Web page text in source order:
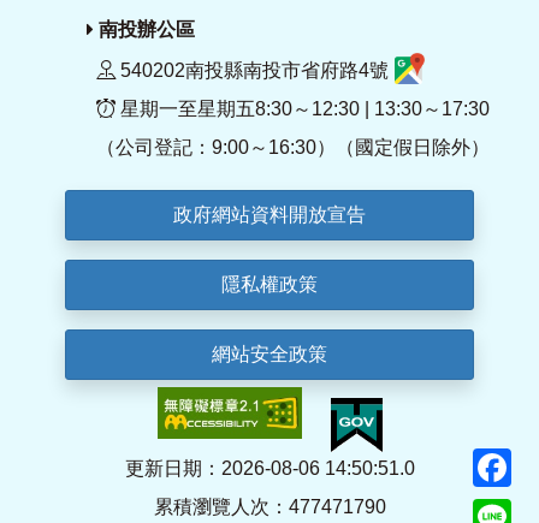
南投辦公區
540202南投縣南投市省府路4號
星期一至星期五8:30～12:30 | 13:30～17:30
（公司登記：9:00～16:30）（國定假日除外）
政府網站資料開放宣告
隱私權政策
網站安全政策
更新日期：2026-08-06 14:50:51.0
累積瀏覽人次：477471790